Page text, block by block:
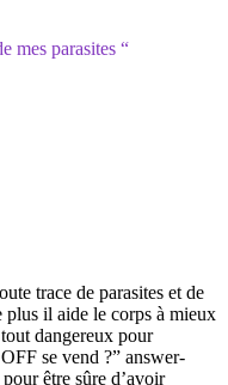
mes parasites “
trace de parasites et de
plus il aide le corps à mieux
dangereux pour
se vend ?” answer-
être sûre d’avoir